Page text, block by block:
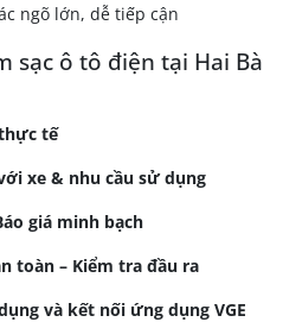
ngõ lớn, dễ tiếp cận
sạc ô tô điện tại Hai Bà
tế
xe & nhu cầu sử dụng
giá minh bạch
toàn – Kiểm tra đầu ra
và kết nối ứng dụng VGE